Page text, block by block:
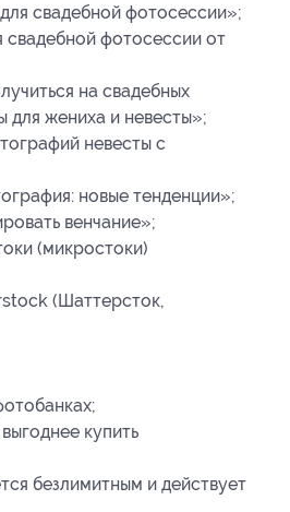
свадебной фотосессии»;
фотосессии от
на свадебных
для жениха и невесты»;
невесты с
новые тенденции»;
венчание»;
(микростоки)
(Шаттерсток,
купить
безлимитным и действует